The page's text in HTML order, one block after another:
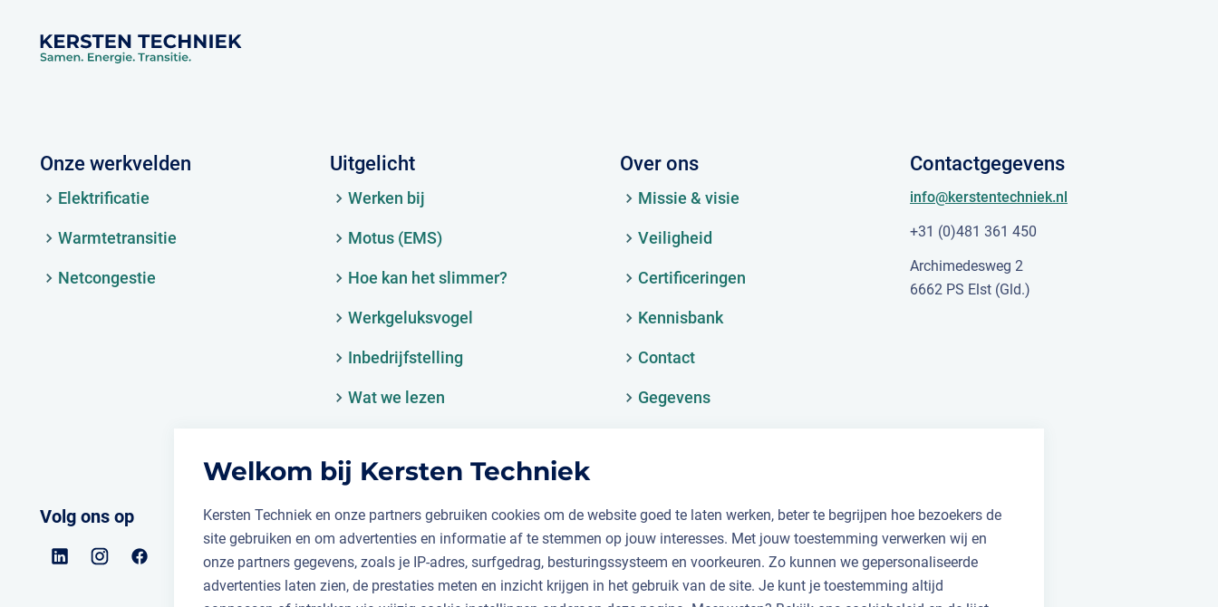
Welkom bij Kersten Techniek
Kersten Techniek en onze partners gebruiken cookies om de website goed te laten werken, beter te begrijpen hoe bezoekers de
site gebruiken en om advertenties en informatie af te stemmen op jouw interesses. Met jouw toestemming verwerken wij en
onze partners gegevens, zoals je IP-adres, surfgedrag, besturingssysteem en voorkeuren. Zo kunnen we gepersonaliseerde
advertenties laten zien, de prestaties meten en inzicht krijgen in het gebruik van de site. Je kunt je toestemming altijd
Onze werkvelden
Elektrificatie
Warmtetransitie
Netcongestie
Uitgelicht
Werken bij
Motus (EMS)
Hoe kan het slimmer?
Werkgeluksvogel
Inbedrijfstelling
Wat we lezen
Over ons
Missie & visie
Veiligheid
Certificeringen
Kennisbank
Contact
Gegevens
Contactgegevens
info@kerstentechniek.nl
+31 (0)481 361 450
Archimedesweg 2
6662 PS Elst (Gld.)
Volg ons op